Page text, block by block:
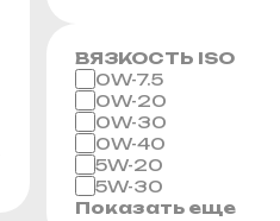
ВЯЗКОСТЬ ISO
0W-7.5
0W-20
0W-30
0W-40
5W-20
5W-30
Показать еще